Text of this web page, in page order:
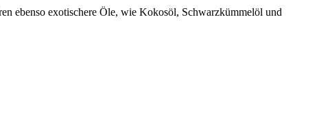
ebenso exotischere Öle, wie Kokosöl, Schwarzkümmelöl und